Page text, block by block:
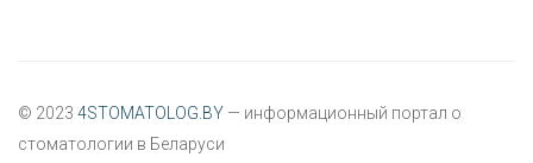
© 2023 4STOMATOLOG.BY — информационный портал о
стоматологии в Беларуси